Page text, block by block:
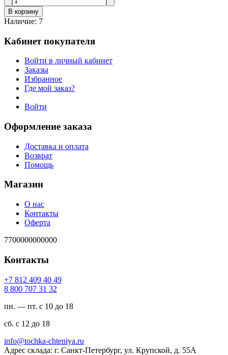
В корзину
Наличие: 7
Кабинет покупателя
Войти в личный кабинет
Заказы
Избранное
Где мой заказ?
Войти
Оформление заказа
Доставка и оплата
Возврат
Помощь
Магазин
О нас
Контакты
Оферта
7700000000000
Контакты
94 04 904 218 7+
23 13 707 008 8
пн. — пт. с 10 до 18
сб. с 12 до 18
ur.ayinethc-akhcot@ofni
Адрес склада: г. Санкт-Петербург, ул. Крупской, д. 55А